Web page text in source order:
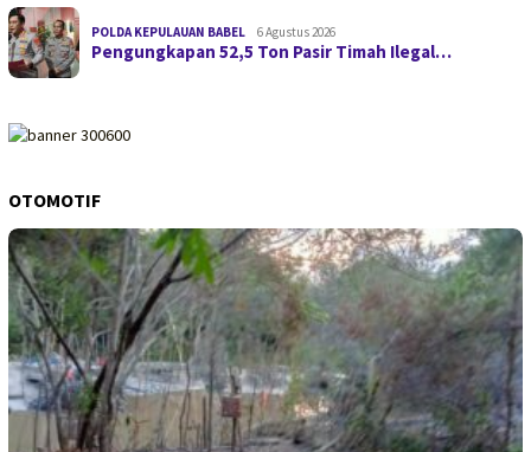
POLDA KEPULAUAN BABEL 6 Agustus 2026
Pengungkapan 52,5 Ton Pasir Timah Ilegal…
OTOMOTIF